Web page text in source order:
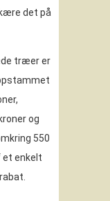
det på
træer er
og
550
et enkelt